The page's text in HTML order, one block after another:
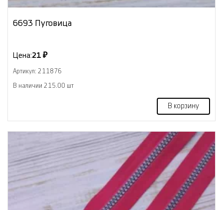
6693 Пуговица
Цена:21 ₽
Артикул: 211876
В наличии 215.00 шт
В корзину